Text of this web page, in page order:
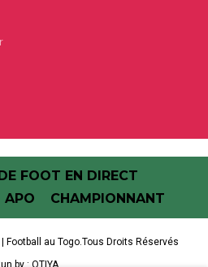
FOOT EN DIRECT
APO CHAMPIONNANT
Football au Togo.Tous Droits Réservés
by : OTIYA